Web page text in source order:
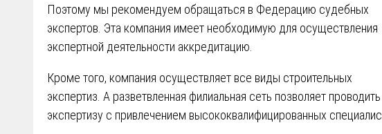
Поэтому мы рекомендуем обращаться в Федерацию судебных
экспертов. Эта компания имеет необходимую для осуществления
экспертной деятельности аккредитацию.
Кроме того, компания осуществляет все виды строительных
экспертиз. А разветвленная филиальная сеть позволяет проводить
экспертизу с привлечением высококвалифицированных